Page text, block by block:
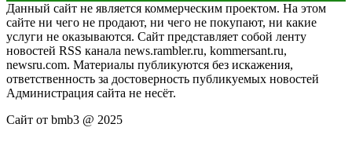
Данный сайт не является коммерческим проектом. На этом
сайте ни чего не продают, ни чего не покупают, ни какие
услуги не оказываются. Сайт представляет собой ленту
новостей RSS канала news.rambler.ru, kommersant.ru,
newsru.com. Материалы публикуются без искажения,
ответственность за достоверность публикуемых новостей
Администрация сайта не несёт.
Сайт от bmb3 @ 2025